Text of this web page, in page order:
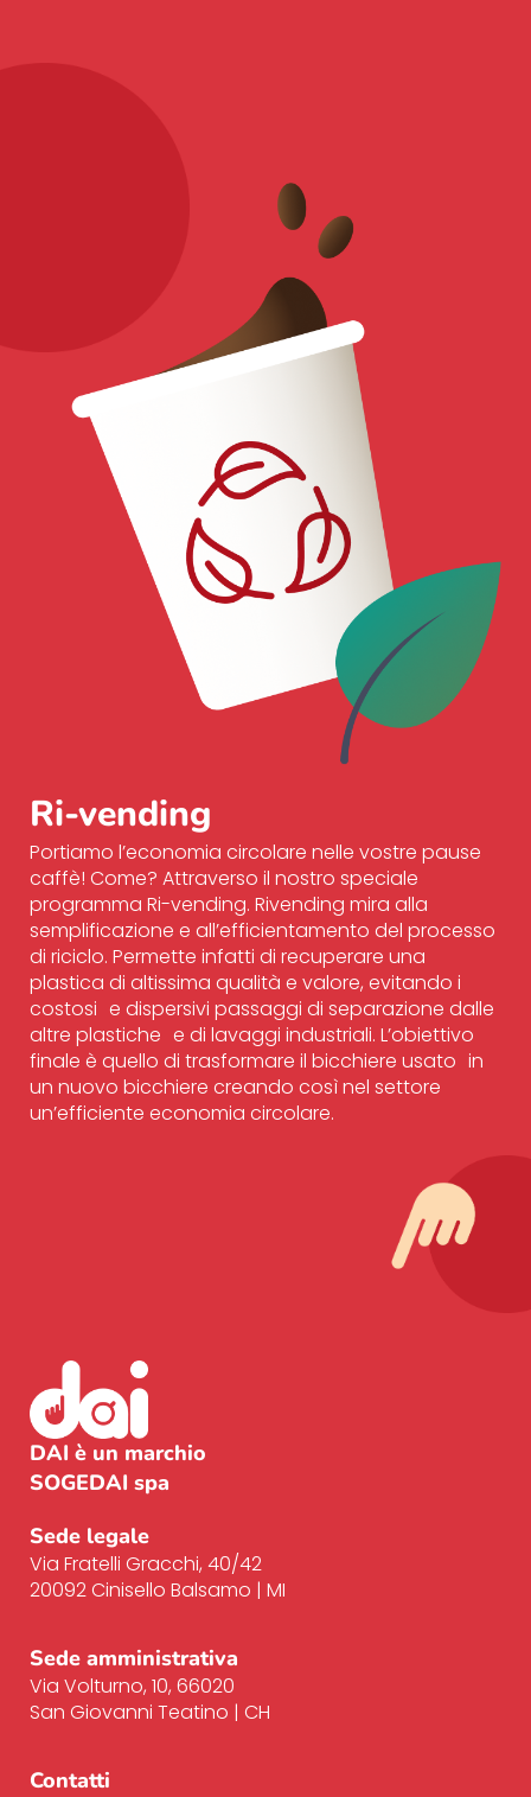
Ri-vending
Portiamo l’economia circolare nelle vostre pause
caffè! Come? Attraverso il nostro speciale
programma Ri-vending. Rivending mira alla
semplificazione e all’efficientamento del processo
di riciclo. Permette infatti di recuperare una
plastica di altissima qualità e valore, evitando i
costosi e dispersivi passaggi di separazione dalle
altre plastiche e di lavaggi industriali. L’obiettivo
finale è quello di trasformare il bicchiere usato in
un nuovo bicchiere creando così nel settore
un’efficiente economia circolare.
DAI è un marchio
SOGEDAI spa
Sede legale
Via Fratelli Gracchi, 40/42
20092 Cinisello Balsamo | MI
Sede amministrativa
Via Volturno, 10, 66020
San Giovanni Teatino | CH
Contatti